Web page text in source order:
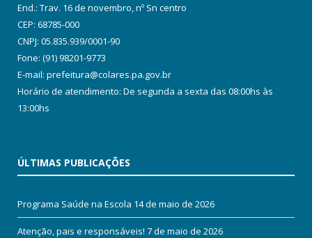
End.: Trav. 16 de novembro, nº Sn centro
CEP: 68785-000
CNPJ: 05.835.939/0001-90
Fone: (91) 98201-9773
E-mail: prefeitura@colares.pa.gov.br
Horário de atendimento: De segunda a sexta das 08:00hs às
13:00hs
ÚLTIMAS PUBLICAÇÕES
Programa Saúde na Escola 14 de maio de 2026
Atenção, pais e responsáveis! 7 de maio de 2026